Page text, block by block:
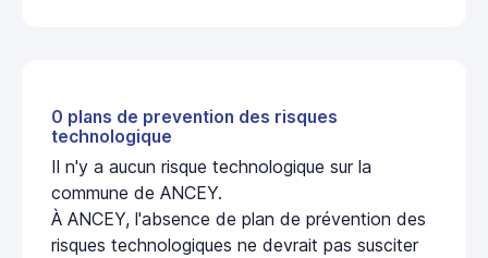
0 plans de prevention des risques
technologique
Il n'y a aucun risque technologique sur la
commune de ANCEY.
À ANCEY, l'absence de plan de prévention des
risques technologiques ne devrait pas susciter